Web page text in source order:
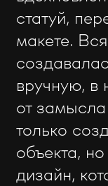
статуй,
макете.
вручную, в
от
только
объекта,
дизайн,